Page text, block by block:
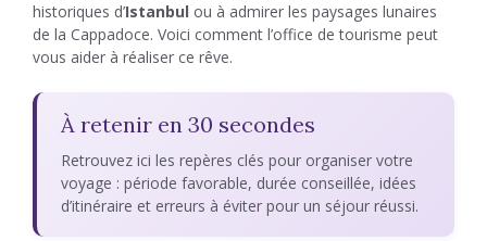
historiques d’Istanbul ou à admirer les paysages lunaires
de la Cappadoce. Voici comment l’office de tourisme peut
vous aider à réaliser ce rêve.
À retenir en 30 secondes
Retrouvez ici les repères clés pour organiser votre
voyage : période favorable, durée conseillée, idées
d’itinéraire et erreurs à éviter pour un séjour réussi.